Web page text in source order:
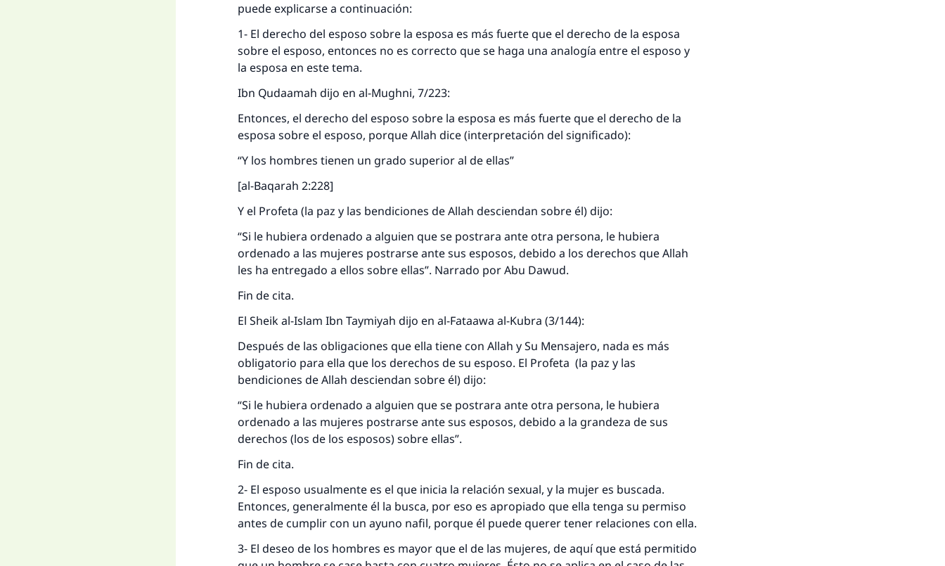
puede explicarse a continuación:
1- El derecho del esposo sobre la esposa es más fuerte que el derecho de la esposa
sobre el esposo, entonces no es correcto que se haga una analogía entre el esposo y
la esposa en este tema.
Ibn Qudaamah dijo en al-Mughni, 7/223:
Entonces, el derecho del esposo sobre la esposa es más fuerte que el derecho de la
esposa sobre el esposo, porque Allah dice (interpretación del significado):
“Y los hombres tienen un grado superior al de ellas”
[al-Baqarah 2:228]
Y el Profeta (la paz y las bendiciones de Allah desciendan sobre él) dijo:
“Si le hubiera ordenado a alguien que se postrara ante otra persona, le hubiera
ordenado a las mujeres postrarse ante sus esposos, debido a los derechos que Allah
les ha entregado a ellos sobre ellas”. Narrado por Abu Dawud.
Fin de cita.
El Sheik al-Islam Ibn Taymiyah dijo en al-Fataawa al-Kubra (3/144):
Después de las obligaciones que ella tiene con Allah y Su Mensajero, nada es más
obligatorio para ella que los derechos de su esposo. El Profeta (la paz y las
bendiciones de Allah desciendan sobre él) dijo:
“Si le hubiera ordenado a alguien que se postrara ante otra persona, le hubiera
ordenado a las mujeres postrarse ante sus esposos, debido a la grandeza de sus
derechos (los de los esposos) sobre ellas”.
Fin de cita.
2- El esposo usualmente es el que inicia la relación sexual, y la mujer es buscada.
Entonces, generalmente él la busca, por eso es apropiado que ella tenga su permiso
antes de cumplir con un ayuno nafil, porque él puede querer tener relaciones con ella.
3- El deseo de los hombres es mayor que el de las mujeres, de aquí que está permitido
La respuesta no. 110845 salvó un matrimonio.
Desde la Q hasta la A, su contribución ayuda a IslamQA.
Profeta ﷺ dijo:
"Una persona que orienta a otros a hacer el bien obtendrá la
misma recompensa que aquellos que lo realicen."